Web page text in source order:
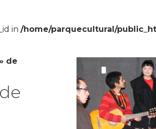
in/home/parquecultural/
de